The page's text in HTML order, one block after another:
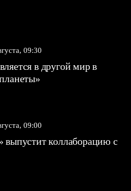
09:30
в другой мир в
09:00
коллаборацию с